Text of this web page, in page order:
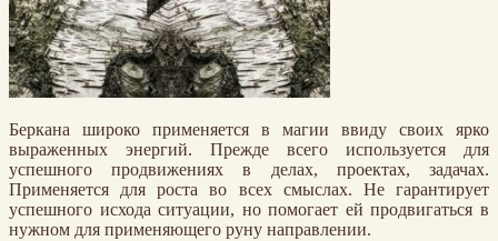
Беркана широко применяется в магии ввиду своих ярко
выраженных энергий. Прежде всего используется для
успешного продвижениях в делах, проектах, задачах.
Применяется для роста во всех смыслах. Не гарантирует
успешного исхода ситуации, но помогает ей продвигаться в
нужном для применяющего руну направлении.